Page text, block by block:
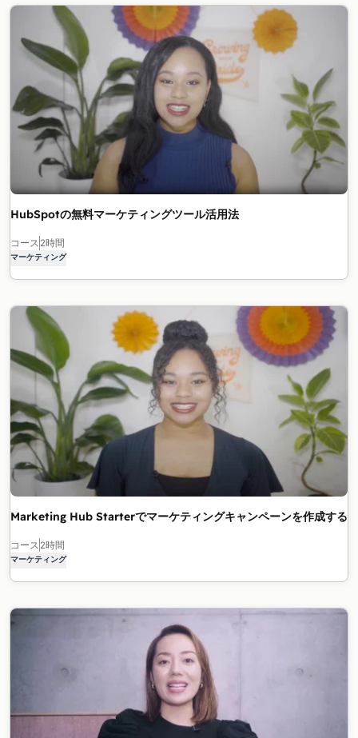
HubSpotの無料マーケティングツール活用法
コース2時間
マーケティング
Marketing Hub Starterでマーケティングキャンペーンを作成する
コース 2時間
マーケティング